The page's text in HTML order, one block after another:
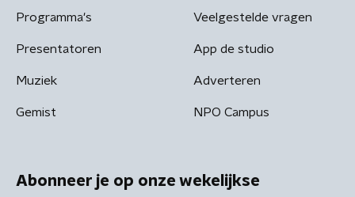
Programma's
Presentatoren
Muziek
Gemist
Veelgestelde vragen
App de studio
Adverteren
NPO Campus
Abonneer je op onze wekelijkse